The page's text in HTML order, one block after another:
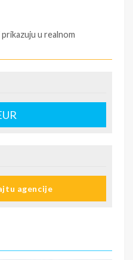
u realnom
u izabranoj smeštajnoj
hotelskih sadržaja
plaćaju se na recepciji
Holidaysje da putnik
usluge za koje je
(parking, krevetac za
agencije